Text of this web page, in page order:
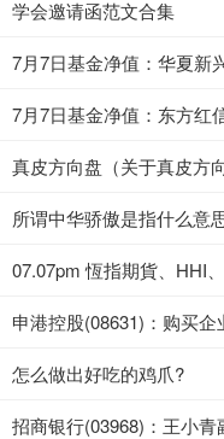
学会邀请函范文合集
7月7日基金净值：华夏新
7月7日基金净值：东方红
真皮方向盘（关于真皮方
所谓中华骄傲是指什么意
07.07pm 恆指期貨、HHI
申港控股(08631)：购买
怎么做出好吃的鸡爪?
招商银行(03968)：王小